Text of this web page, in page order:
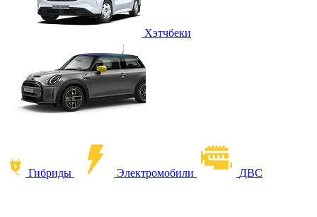
Хэтчбеки
Гибриды Электромобили ДВС